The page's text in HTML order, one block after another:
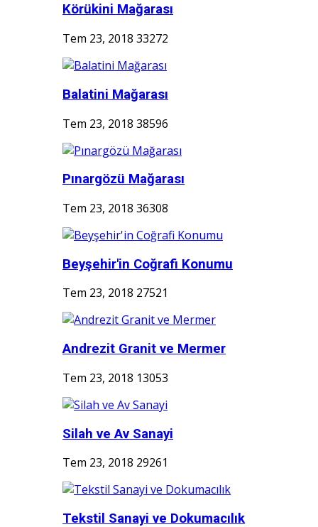
Körükini Mağarası
Tem 23, 2018 33272
Balatini Mağarası
Tem 23, 2018 38596
Pınargözü Mağarası
Tem 23, 2018 36308
Beyşehir'in Coğrafi Konumu
Tem 23, 2018 27521
Andrezit Granit ve Mermer
Tem 23, 2018 13053
Silah ve Av Sanayi
Tem 23, 2018 29261
Tekstil Sanayi ve Dokumacılık